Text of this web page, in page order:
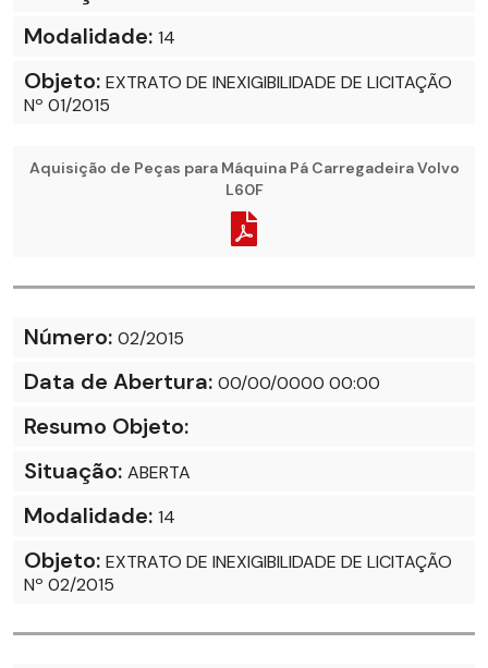
Modalidade: 14
Objeto: EXTRATO DE INEXIGIBILIDADE DE LICITAÇÃO
Nº 01/2015
Aquisição de Peças para Máquina Pá Carregadeira Volvo
L60F
Número: 02/2015
Data de Abertura: 00/00/0000 00:00
Resumo Objeto:
Situação: ABERTA
Modalidade: 14
Objeto: EXTRATO DE INEXIGIBILIDADE DE LICITAÇÃO
Nº 02/2015